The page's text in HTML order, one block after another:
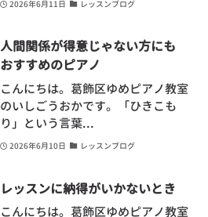
2026年6月11日 レッスンブログ
人間関係が得意じゃない方にも
おすすめのピアノ
こんにちは。葛飾区ゆめピアノ教室
のいしごうおかです。「ひきこも
り」という言葉...
2026年6月10日 レッスンブログ
レッスンに納得がいかないとき
こんにちは。葛飾区ゆめピアノ教室